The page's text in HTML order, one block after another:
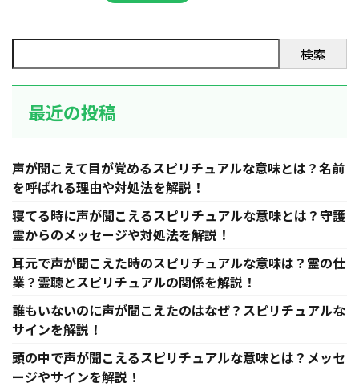
検索
最近の投稿
声が聞こえて目が覚めるスピリチュアルな意味とは？名前
を呼ばれる理由や対処法を解説！
寝てる時に声が聞こえるスピリチュアルな意味とは？守護
霊からのメッセージや対処法を解説！
耳元で声が聞こえた時のスピリチュアルな意味は？霊の仕
業？霊聴とスピリチュアルの関係を解説！
誰もいないのに声が聞こえたのはなぜ？スピリチュアルな
サインを解説！
頭の中で声が聞こえるスピリチュアルな意味とは？メッセ
ージやサインを解説！